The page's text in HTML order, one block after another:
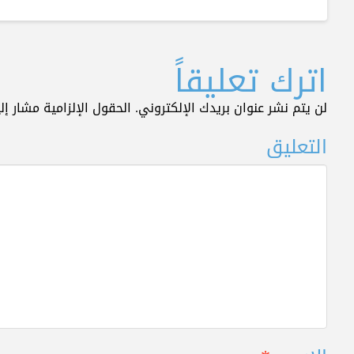
اترك تعليقاً
لن يتم نشر عنوان بريدك الإلكتروني. الحقول الإلزامية مشار
التعليق